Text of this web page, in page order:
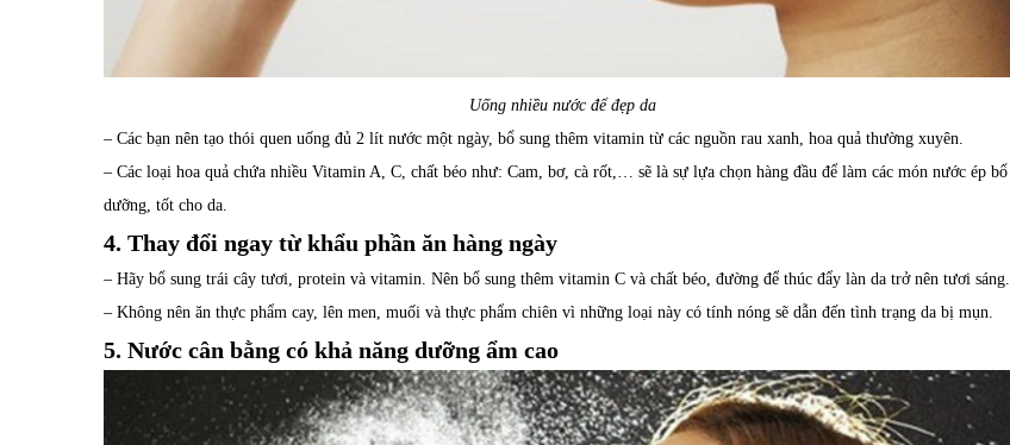
Uống nhiều nước để đẹp da
– Các bạn nên tạo thói quen uống đủ 2 lít nước một ngày, bổ sung thêm vitamin từ các nguồn rau xanh, hoa quả thường xuyên.
– Các loại hoa quả chứa nhiều Vitamin A, C, chất béo như: Cam, bơ, cà rốt,… sẽ là sự lựa chọn hàng đầu để làm các món nước ép bổ
dưỡng, tốt cho da.
4. Thay đổi ngay từ khẩu phần ăn hàng ngày
– Hãy bổ sung trái cây tươi, protein và vitamin. Nên bổ sung thêm vitamin C và chất béo, đường để thúc đẩy làn da trở nên tươi sáng.
– Không nên ăn thực phẩm cay, lên men, muối và thực phẩm chiên vì những loại này có tính nóng sẽ dẫn đến tình trạng da bị mụn.
5. Nước cân bằng có khả năng dưỡng ẩm cao